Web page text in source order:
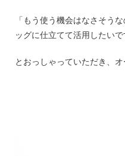
「もう使う機会はなさそう
ッグに仕立てて活用したいで
とおっしゃっていただき、